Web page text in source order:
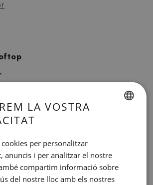
CATALAN
GERMAN
LA VOSTRA
per personalitzar
anuncis i per analitzar el nostre
compartim informació sobre
del nostre lloc amb els nostres